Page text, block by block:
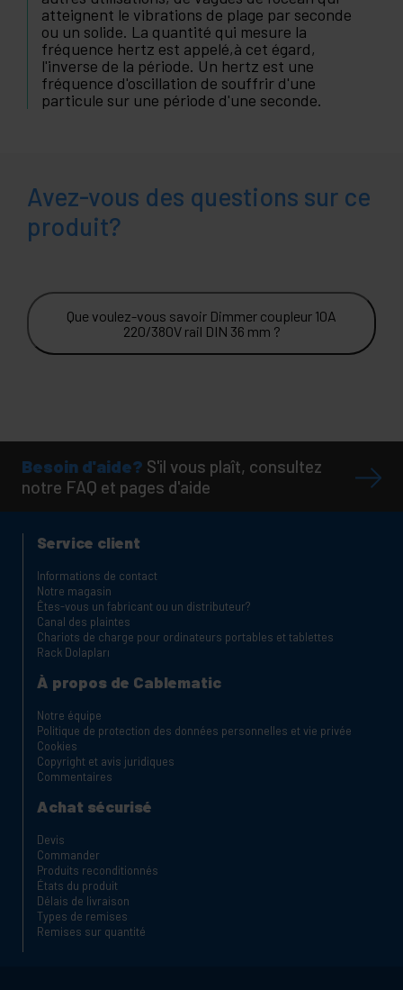
atteignent le vibrations de plage par seconde
ou un solide. La quantité qui mesure la
fréquence hertz est appelé,à cet égard,
l'inverse de la période. Un hertz est une
fréquence d'oscillation de souffrir d'une
particule sur une période d'une seconde.
Avez-vous des questions sur ce
produit?
Que voulez-vous savoir Dimmer coupleur 10A
220/380V rail DIN 36 mm ?
Besoin d'aide? S'il vous plaît, consultez
notre FAQ et pages d'aide
Service client
Informations de contact
Notre magasin
Êtes-vous un fabricant ou un distributeur?
Canal des plaintes
Chariots de charge pour ordinateurs portables et tablettes
Rack Dolapları
À propos de Cablematic
Notre équipe
Politique de protection des données personnelles et vie privée
Cookies
Copyright et avis juridiques
Commentaires
Achat sécurisé
Devis
Commander
Produits reconditionnés
États du produit
Délais de livraison
Types de remises
Remises sur quantité